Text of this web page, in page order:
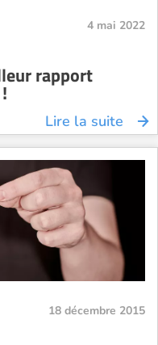
4 mai 2022
rapport
Lire la suite
18 décembre 2015